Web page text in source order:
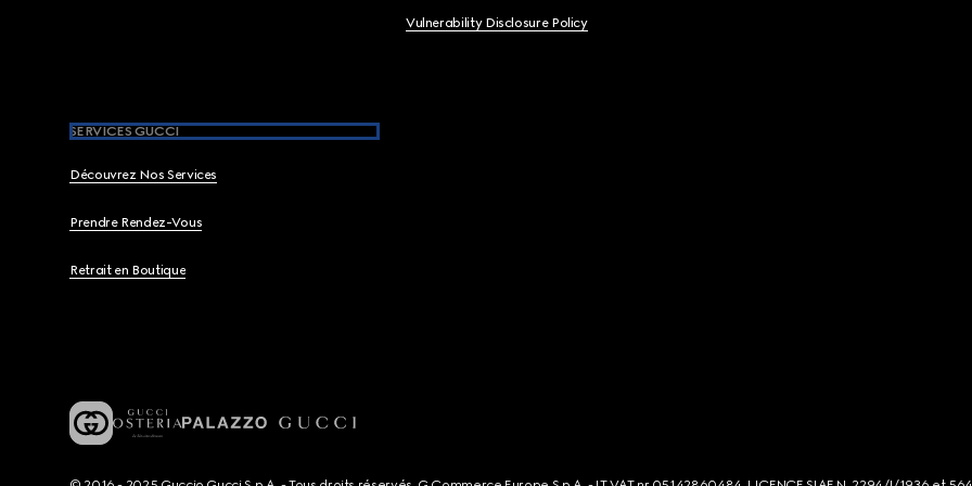
Vulnerability Disclosure Policy
SERVICES GUCCI
Découvrez Nos Services
Prendre Rendez-Vous
Retrait en Boutique